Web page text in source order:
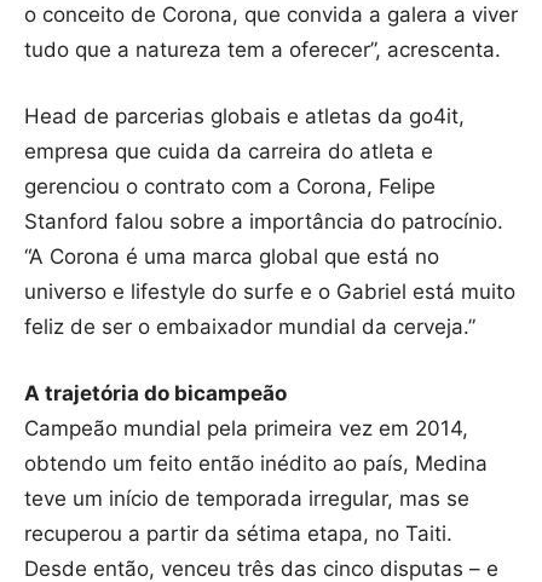
o conceito de Corona, que convida a galera a viver
tudo que a natureza tem a oferecer”, acrescenta.
Head de parcerias globais e atletas da go4it,
empresa que cuida da carreira do atleta e
gerenciou o contrato com a Corona, Felipe
Stanford falou sobre a importância do patrocínio.
“A Corona é uma marca global que está no
universo e lifestyle do surfe e o Gabriel está muito
feliz de ser o embaixador mundial da cerveja.”
A trajetória do bicampeão
Campeão mundial pela primeira vez em 2014,
obtendo um feito então inédito ao país, Medina
teve um início de temporada irregular, mas se
recuperou a partir da sétima etapa, no Taiti.
Desde então, venceu três das cinco disputas – e